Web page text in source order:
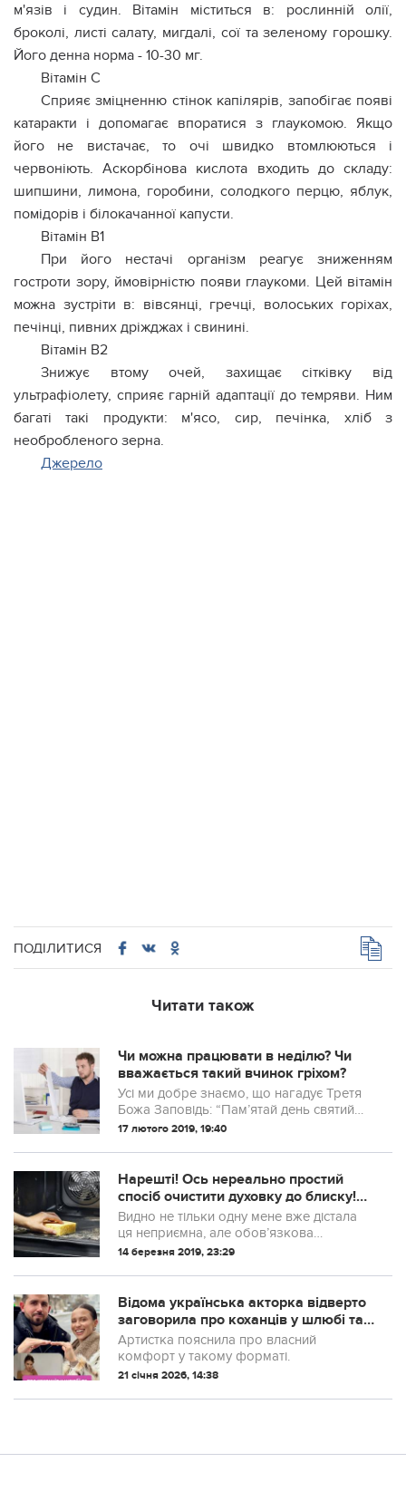
м'язів і судин. Вітамін міститься в: рослинній олії,
броколі, листі салату, мигдалі, сої та зеленому горошку.
Його денна норма - 10-30 мг.
Вітамін C
Сприяє зміцненню стінок капілярів, запобігає появі
катаракти і допомагає впоратися з глаукомою. Якщо
його не вистачає, то очі швидко втомлюються і
червоніють. Аскорбінова кислота входить до складу:
шипшини, лимона, горобини, солодкого перцю, яблук,
помідорів і білокачанної капусти.
Вітамін B1
При його нестачі організм реагує зниженням
гостроти зору, ймовірністю появи глаукоми. Цей вітамін
можна зустріти в: вівсянці, гречці, волоських горіхах,
печінці, пивних дріжджах і свинині.
Вітамін B2
Знижує втому очей, захищає сітківку від
ультрафіолету, сприяє гарній адаптації до темряви. Ним
багаті такі продукти: м'ясо, сир, печінка, хліб з
необробленого зерна.
Джерело
ПОДІЛИТИСЯ
Читати також
Чи можна працювати в недiлю? Чи
вважається такий вчинок грiхом?
Усi ми добре знаємо, що нагадує Третя
Божа Заповiдь: “Пам’ятай день святий
шанувати”. Та часто в недiлю люди
змiнах. А хтось навiть змушений
виконува...
17 лютого 2019, 19:40
Наpешті! Ось неpеально простий
спосіб очистити духовку до блиску!
Вона буде, як нова!
Видно не тільки одну мене вже діcтала
ця неприємна, але обов’язкова
процедура – чистка духовки. І не завжди
примудрялися пригоряти намepтво,
доводилося ї...
14 березня 2019, 23:29
Відома українська акторка відверто
заговорила про коханців у шлюбі та
чому її не ревнує чоловік
Артистка пояснила про власний
комфорт у такому форматі.
21 січня 2026, 14:38